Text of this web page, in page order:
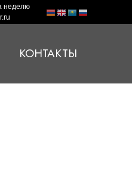
неделю
КОНТАКТЫ